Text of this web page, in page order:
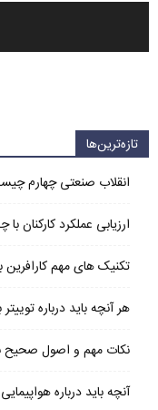
تازه‌ترین‌ها
انقلاب صنعتی چهارم
ارزیابی عملکرد
تکنیک های مهم کارافرین
هر آنچه باید درباره توییتر
نکات مهم و اصول صحیح
آنچه باید درباره